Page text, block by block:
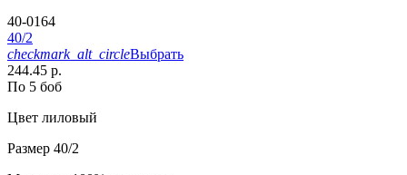
40-0164
40/2
checkmark_alt_circleВыбрать
244.45 р.
По 5 боб
Цвет лиловый
Размер 40/2